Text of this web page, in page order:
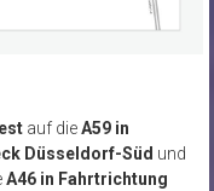
auf dieA59 in
Düsseldorf-Süd und
A46 in Fahrtrichtung